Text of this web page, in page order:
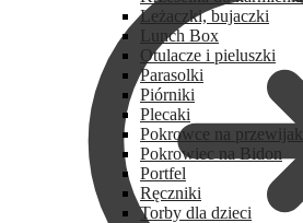
Leżaczki, bujaczki
Lunch Box
Otulacze i pieluszki
Parasolki
Piórniki
Plecaki
Pokrowce na przewijak
Pokrowiec na Bidon
Portfel
Ręczniki
Torby dla dzieci